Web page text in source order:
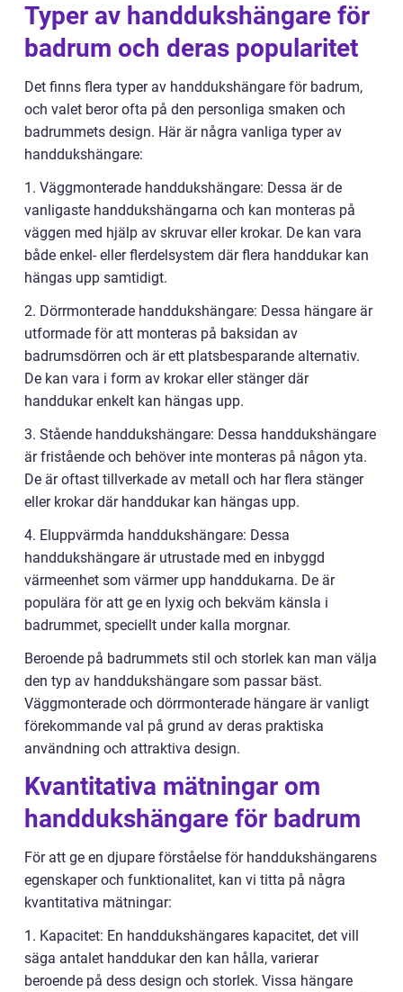
Typer av handdukshängare för
badrum och deras popularitet
Det finns flera typer av handdukshängare för badrum,
och valet beror ofta på den personliga smaken och
badrummets design. Här är några vanliga typer av
handdukshängare:
1. Väggmonterade handdukshängare: Dessa är de
vanligaste handdukshängarna och kan monteras på
väggen med hjälp av skruvar eller krokar. De kan vara
både enkel- eller flerdelsystem där flera handdukar kan
hängas upp samtidigt.
2. Dörrmonterade handdukshängare: Dessa hängare är
utformade för att monteras på baksidan av
badrumsdörren och är ett platsbesparande alternativ.
De kan vara i form av krokar eller stänger där
handdukar enkelt kan hängas upp.
3. Stående handdukshängare: Dessa handdukshängare
är fristående och behöver inte monteras på någon yta.
De är oftast tillverkade av metall och har flera stänger
eller krokar där handdukar kan hängas upp.
4. Eluppvärmda handdukshängare: Dessa
handdukshängare är utrustade med en inbyggd
värmeenhet som värmer upp handdukarna. De är
populära för att ge en lyxig och bekväm känsla i
badrummet, speciellt under kalla morgnar.
Beroende på badrummets stil och storlek kan man välja
den typ av handdukshängare som passar bäst.
Väggmonterade och dörrmonterade hängare är vanligt
förekommande val på grund av deras praktiska
användning och attraktiva design.
Kvantitativa mätningar om
handdukshängare för badrum
För att ge en djupare förståelse för handdukshängarens
egenskaper och funktionalitet, kan vi titta på några
kvantitativa mätningar:
1. Kapacitet: En handdukshängares kapacitet, det vill
säga antalet handdukar den kan hålla, varierar
beroende på dess design och storlek. Vissa hängare